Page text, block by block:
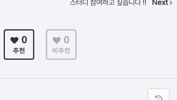
스터디 참여하고 싶습니다 !! Next
0
추천
0
비추천